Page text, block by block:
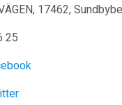
17462,
25